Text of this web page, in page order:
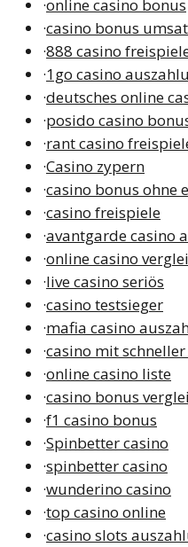
·online casino bonus
·casino bonus
·888 casino
·1go casino
·deutsches online
·posido casino
·rant casino
·Casino zypern
·casino bonus ohne
·casino freispiele
·avantgarde casino
·online casino
·live casino seriös
·casino testsieger
·mafia casino
·casino mit
·online casino liste
·casino bonus
·f1 casino bonus
·Spinbetter casino
·spinbetter casino
·wunderino casino
·top casino online
·casino slots